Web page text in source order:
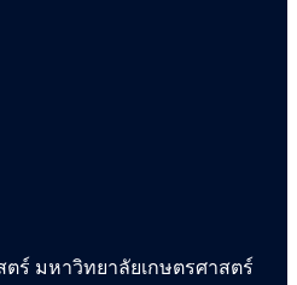
ร์ มหาวิทยาลัยเกษตรศาสตร์